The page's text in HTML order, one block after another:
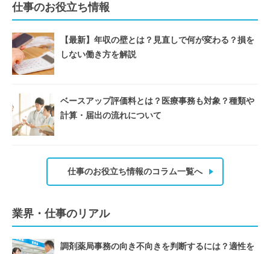
仕事のお役立ち情報
【最新】年収の壁とは？見直しで何が変わる？損を
しない働き方を解説
ベースアップ評価料とは？医療事務も対象？種類や
計算・届出の流れについて
仕事のお役立ち情報のコラム一覧へ
業界・仕事のリアル
調剤薬局事務の向き不向きを判断するには？適性を